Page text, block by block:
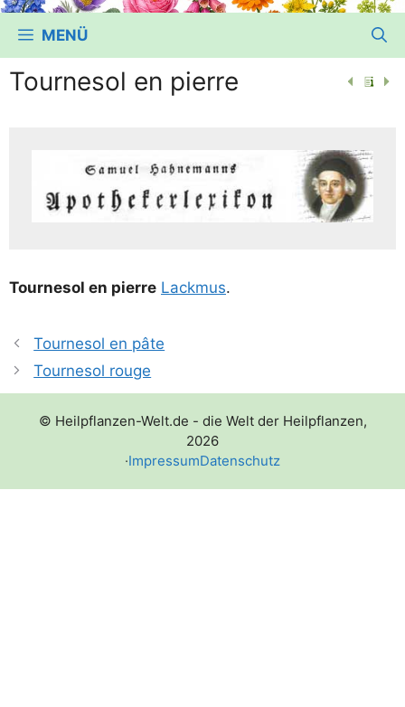
MENÜ
Tournesol en pierre
Tour­ne­sol en pierre Lack­mus.
Tournesol en pâte
Tournesol rouge
© Heilpflanzen-Welt.de - die Welt der Heilpflanzen,
2026
·ImpressumDatenschutz